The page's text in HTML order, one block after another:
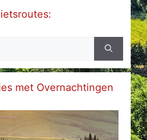
met Overnachtingen